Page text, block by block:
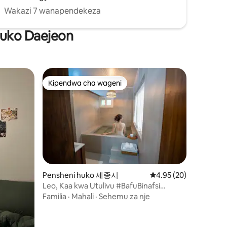
kuwasaidia wageni wetu wote, wa ndani
starehe.
Wakazi 7 wanapendekeza
Daejeon
Kipendwa cha wageni
Kipendwa cha wageni
Pensheni huko 세종시 Ukadiriaji wa wastani
4.95 (20)
Leo, Kaa kwa Utulivu #BafuBinafsi
#JacuzziIliyopashwaJoto
Familia · Mahali · Sehemu za nje